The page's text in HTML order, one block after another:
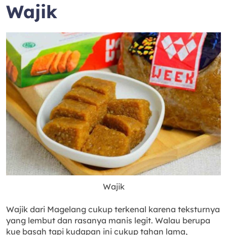
Wajik
Wajik
Wajik dari Magelang cukup terkenal karena teksturnya
yang lembut dan rasanya manis legit. Walau berupa
kue basah tapi kudapan ini cukup tahan lama,